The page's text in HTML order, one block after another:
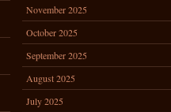
November 2025
October 2025
September 2025
August 2025
July 2025